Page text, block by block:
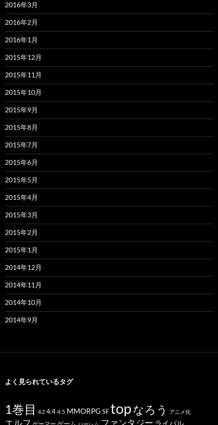
2016年3月
2016年2月
2016年1月
2015年12月
2015年11月
2015年10月
2015年9月
2015年8月
2015年7月
2015年6月
2015年5月
2015年4月
2015年3月
2015年2月
2015年1月
2014年12月
2014年11月
2014年10月
2014年9月
よく見られているタグ
1巻目 4.2 4.4 4.5 MMORPG SFtopなろう アニメ化
エルフ ファンタジー ライバル